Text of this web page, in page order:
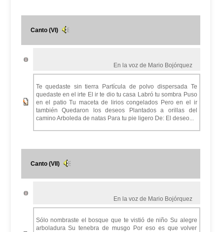
Canto (VI)
En la voz de Mario Bojórquez
Te quedaste sin tierra Partícula de polvo dispersada Te
quedaste en el irte El ir te dio tu casa Labró tu sombra Puso
en el patio Tu maceta de lirios congelados Pero en el ir
también Quedaron los deseos Plantados a orillas del
camino Arboleda de natas Para tu pie ligero De: El deseo...
Canto (VII)
En la voz de Mario Bojórquez
Sólo nombraste el bosque que te vistió de niño Su alegre
arboladura Su tenebra de musgo Por eso es que volver